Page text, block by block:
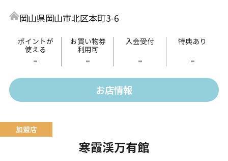
ル料理と色々有りますのでお気軽にお立ち寄りくださ
い。
岡山県岡山市北区本町3-6
ポイントが
使える
-
お買い物券
利用可
-
入会受付
-
特典あり
-
お店情報
寒霞渓万有館